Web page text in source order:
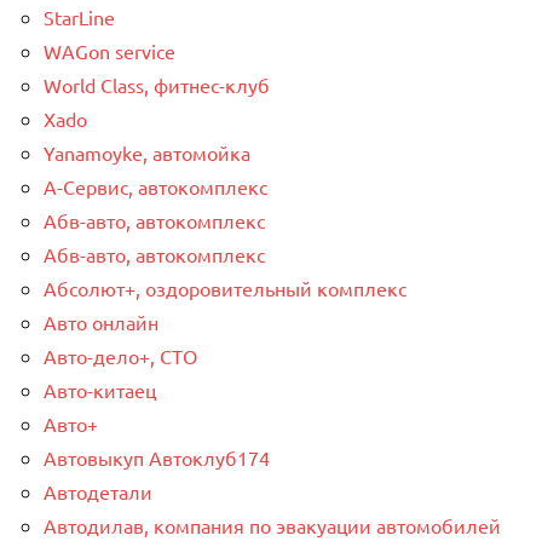
StarLine
WAGon service
World Class, фитнес-клуб
Xado
Yanamoyke, автомойка
А-Сервис, автокомплекс
Абв-авто, автокомплекс
Абв-авто, автокомплекс
Абсолют+, оздоровительный комплекс
Авто онлайн
Авто-дело+, СТО
Авто-китаец
Авто+
Автовыкуп Автоклуб174
Автодетали
Автодилав, компания по эвакуации автомобилей